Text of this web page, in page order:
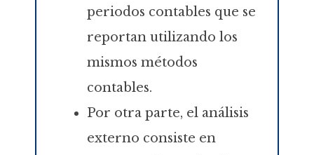
periodos contables que se
reportan utilizando los
mismos métodos
contables.
Por otra parte, el análisis
externo consiste en